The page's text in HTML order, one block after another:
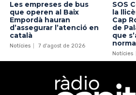
Les empreses de bus
que operen al Baix
Empordà hauran
d’assegurar l’atenció en
català
Notícies 7 d'agost de 2026
SOS
la
Cap
de
que
Notícies